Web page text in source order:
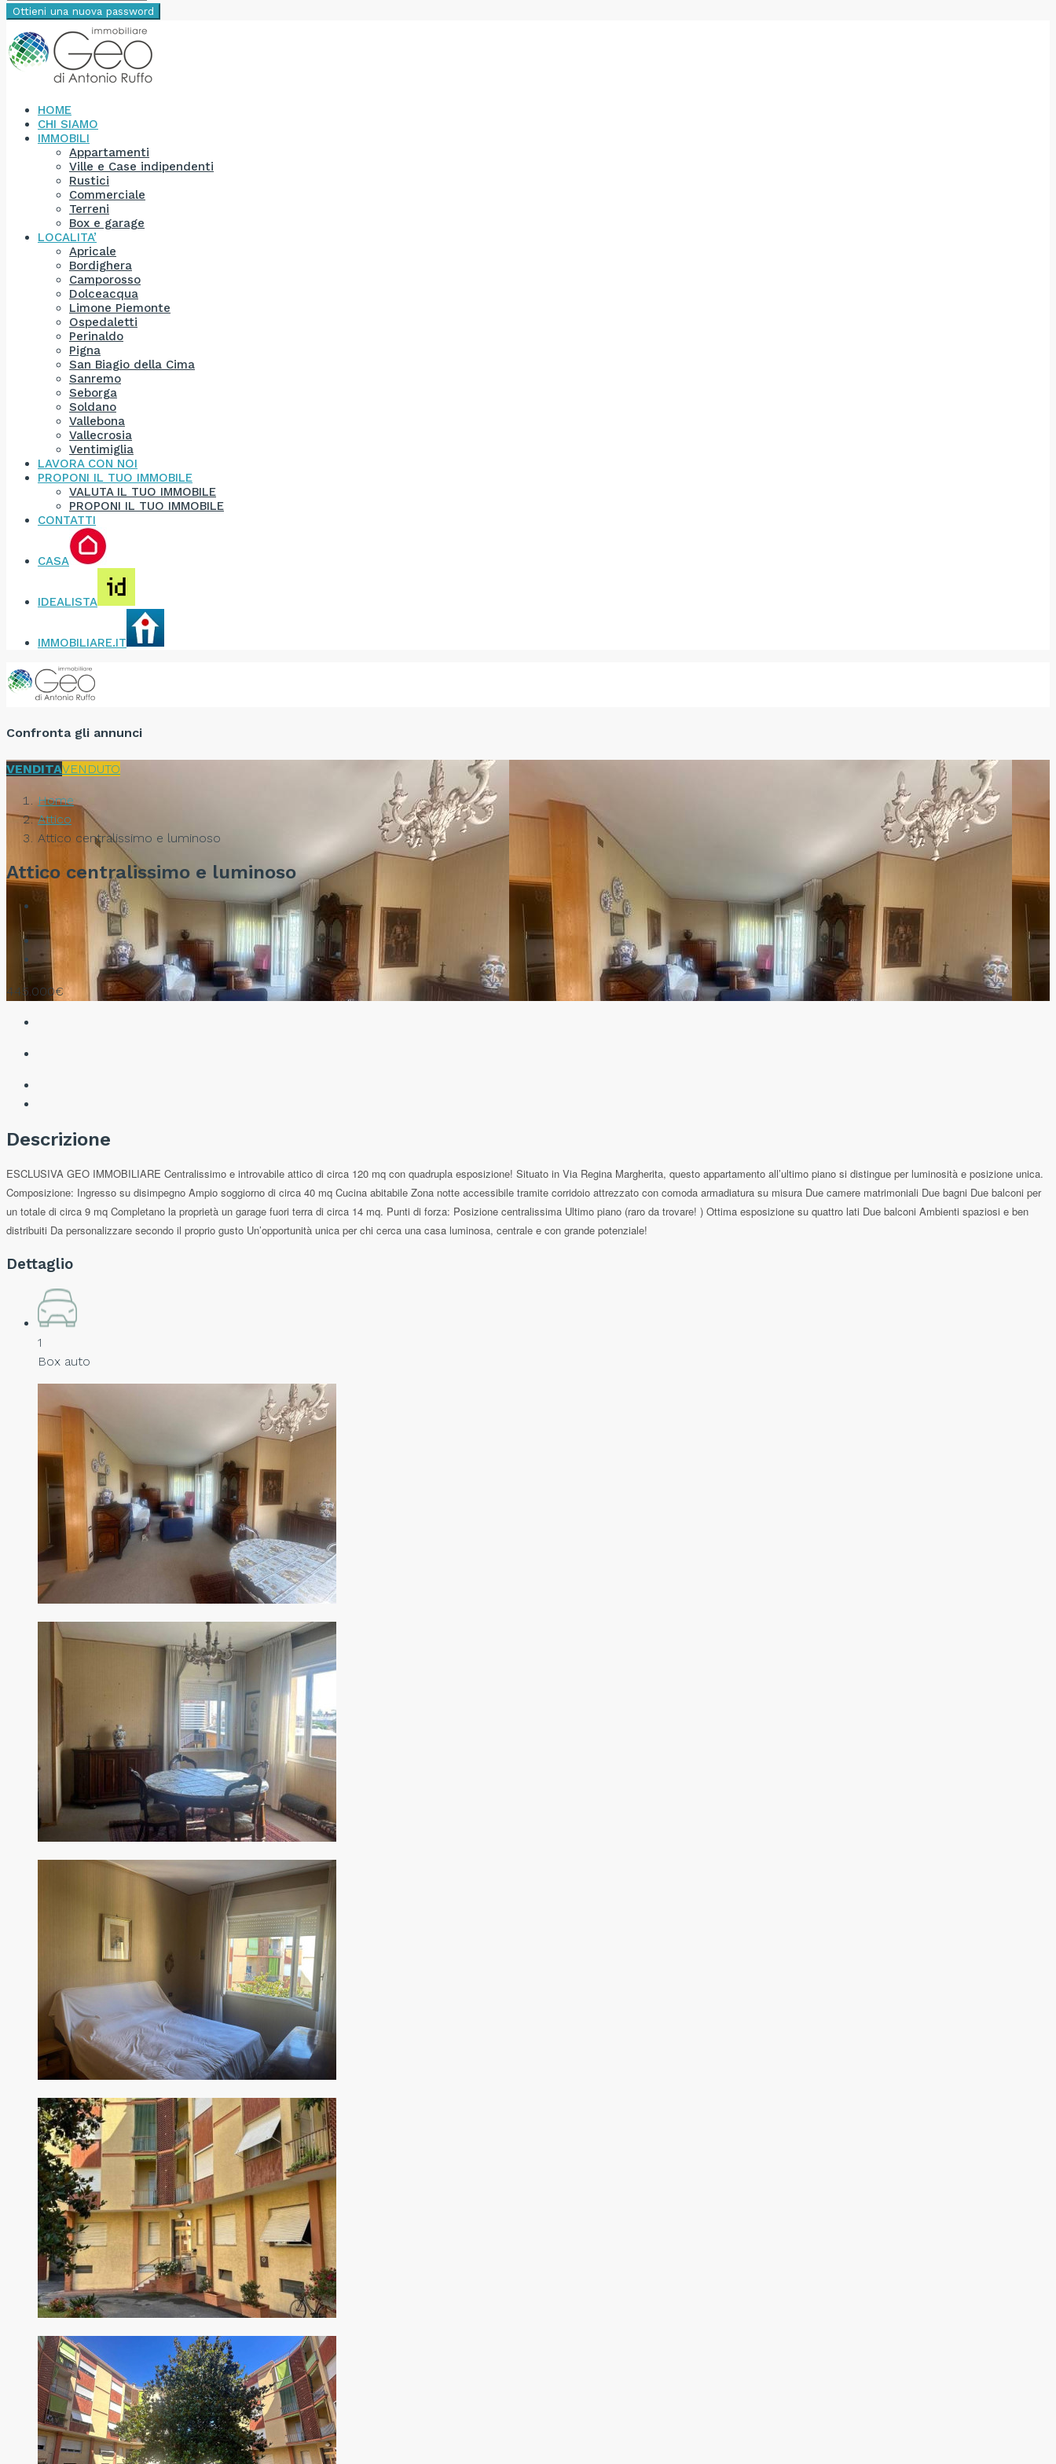
Ottieni una nuova password
HOME
CHI SIAMO
IMMOBILI
Appartamenti
Ville e Case indipendenti
Rustici
Commerciale
Terreni
Box e garage
LOCALITA’
Apricale
Bordighera
Camporosso
Dolceacqua
Limone Piemonte
Ospedaletti
Perinaldo
Pigna
San Biagio della Cima
Sanremo
Seborga
Soldano
Vallebona
Vallecrosia
Ventimiglia
LAVORA CON NOI
PROPONI IL TUO IMMOBILE
VALUTA IL TUO IMMOBILE
PROPONI IL TUO IMMOBILE
CONTATTI
CASA
IDEALISTA
IMMOBILIARE.IT
Confronta gli annunci
VENDITAVENDUTO
Home
Attico
Attico centralissimo e luminoso
Attico centralissimo e luminoso
445.000€
Descrizione
ESCLUSIVA GEO IMMOBILIARE Centralissimo e introvabile attico di circa 120 mq con quadrupla esposizione! Situato in Via Regina Margherita, questo appartamento all’ultimo piano si distingue per luminosità e posizione unica.
Composizione: Ingresso su disimpegno Ampio soggiorno di circa 40 mq Cucina abitabile Zona notte accessibile tramite corridoio attrezzato con comoda armadiatura su misura Due camere matrimoniali Due bagni Due balconi per
un totale di circa 9 mq Completano la proprietà un garage fuori terra di circa 14 mq. Punti di forza: Posizione centralissima Ultimo piano (raro da trovare! ) Ottima esposizione su quattro lati Due balconi Ambienti spaziosi e ben
distribuiti Da personalizzare secondo il proprio gusto Un’opportunità unica per chi cerca una casa luminosa, centrale e con grande potenziale!
Dettaglio
1
Box auto